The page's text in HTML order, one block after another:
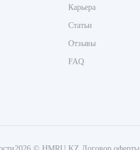
Карьера
Статьи
Отзывы
FAQ